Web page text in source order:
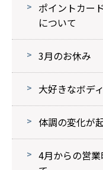
ポイントカー
について
3月のお休み
大好きなボデ
体調の変化が
4月からの営